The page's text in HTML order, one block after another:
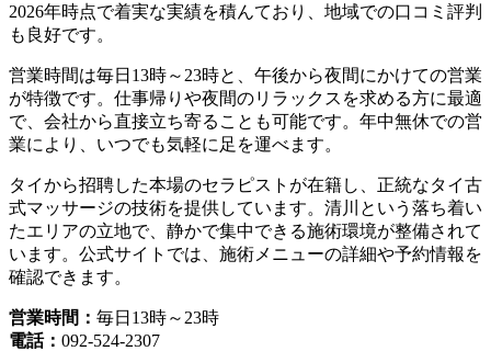
2026年時点で着実な実績を積んており、地域での口コミ評判
も良好です。
営業時間は毎日13時～23時と、午後から夜間にかけての営業
が特徴です。仕事帰りや夜間のリラックスを求める方に最適
で、会社から直接立ち寄ることも可能です。年中無休での営
業により、いつでも気軽に足を運べます。
タイから招聘した本場のセラピストが在籍し、正統なタイ古
式マッサージの技術を提供しています。清川という落ち着い
たエリアの立地で、静かで集中できる施術環境が整備されて
います。公式サイトでは、施術メニューの詳細や予約情報を
確認できます。
営業時間： 毎日13時～23時
電話： 092-524-2307